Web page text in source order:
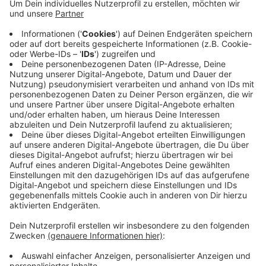
Anzeige
Unter dem Motto "Uedemer für den Frieden" ziehen
die Demonstranten zum Marktplatz, wo es eine Rede
und Schweigeminute für die Ukraine geben wird.
Veranstalter der Demonstration sind Privatleute aus
Uedem.
Anzeige
Anzeige